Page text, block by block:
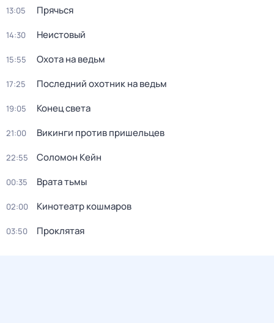
13:05 Прячься
14:30 Неистовый
15:55 Охота на ведьм
17:25 Последний охотник на ведьм
19:05 Конец света
21:00 Викинги против пришельцев
22:55 Соломон Кейн
00:35 Врата тьмы
02:00 Кинотеатр кошмаров
03:50 Проклятая